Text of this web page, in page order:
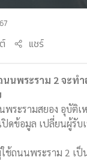
แชร์
นพระราม 2 จะทำ
พระรามสยอง อุบัติเ
ปิดข้อมูล เปลี่ยนผู้รับ
ใช้ถนนพระราม 2 เป็